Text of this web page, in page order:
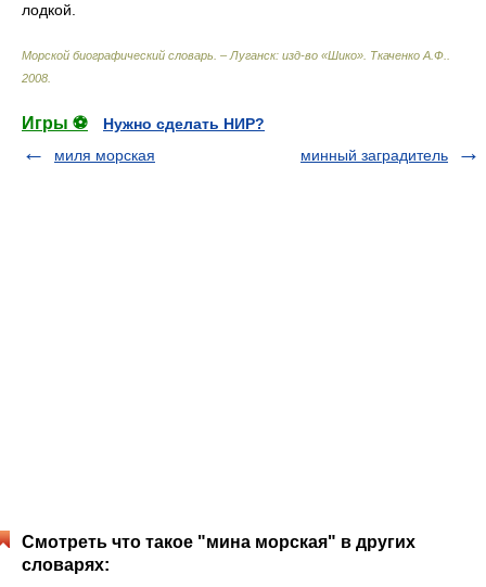
лодкой.
Морской биографический словарь. – Луганск: изд-во «Шико» Ткаченко А.Ф.
2008
Игры ⚽
Нужно сделать НИР?
миля морская
минный заградитель
Смотреть что такое "мина морская" в других
словарях: